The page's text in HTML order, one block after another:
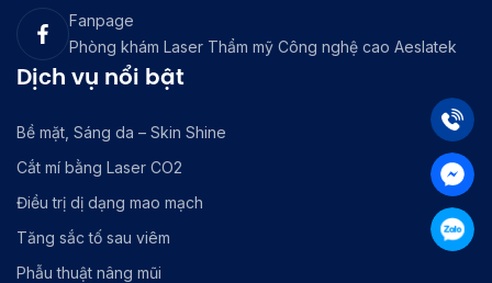
Fanpage
Phòng khám Laser Thẩm mỹ Công nghệ cao Aeslatek
Dịch vụ nổi bật
Bề mặt, Sáng da – Skin Shine
Cắt mí bằng Laser CO2
Điều trị dị dạng mao mạch
Tăng sắc tố sau viêm
Phẫu thuật nâng mũi